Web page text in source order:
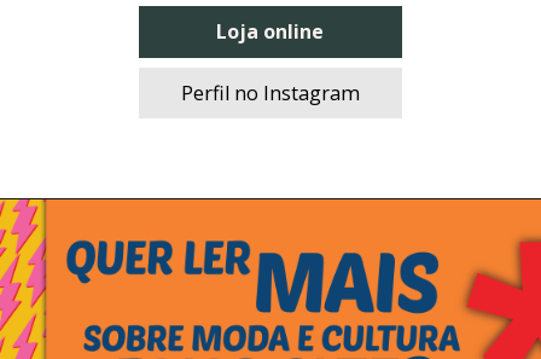
Loja online
Perfil no Instagram